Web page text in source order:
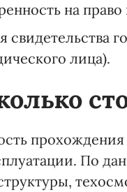
на
свидетельства
лица).
прохождения
По